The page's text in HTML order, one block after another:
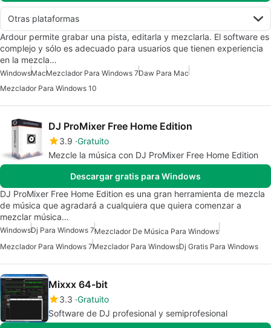
Otras plataformas
Ardour permite grabar una pista, editarla y mezclarla. El software es
complejo y sólo es adecuado para usuarios que tienen experiencia
en la mezcla…
WindowsMacMezclador Para Windows 7Daw Para Mac
Mezclador Para Windows 10
DJ ProMixer Free Home Edition
3.9 Gratuito
Mezcle la música con DJ ProMixer Free Home Edition
Descargar gratis para Windows
DJ ProMixer Free Home Edition es una gran herramienta de mezcla
de música que agradará a cualquiera que quiera comenzar a
mezclar música…
WindowsDj Para Windows 7Mezclador De Música Para Windows
Mezclador Para Windows 7Mezclador Para WindowsDj Gratis Para Windows
Mixxx 64-bit
3.3 Gratuito
Software de DJ profesional y semiprofesional